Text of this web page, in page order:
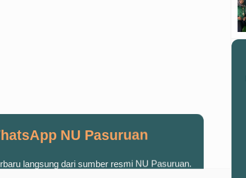
NU Pasuruan
langsung dari sumber resmi NU Pasuruan.